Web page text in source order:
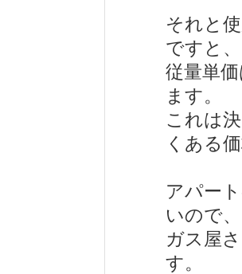
それと
ですと、
従量単
ます。
これは
くある
アパー
いので、
ガス屋
す。